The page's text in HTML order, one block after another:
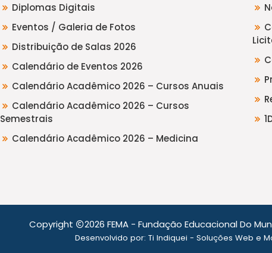
Diplomas Digitais
Eventos / Galeria de Fotos
Distribuição de Salas 2026
Calendário de Eventos 2026
Calendário Acadêmico 2026 – Cursos Anuais
Calendário Acadêmico 2026 – Cursos
Semestrais
Calendário Acadêmico 2026 – Medicina
Copyright 2026 FEMA - Fundação Educacional Do
Desenvolvido por: Ti Indiquei - Soluções Web e